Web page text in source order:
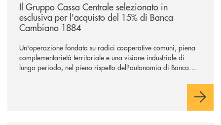
Il Gruppo Cassa Centrale selezionato in
esclusiva per l'acquisto del 15% di Banca
Cambiano 1884
Un'operazione fondata su radici cooperative comuni, piena
complementarietà territoriale e una visione industriale di
lungo periodo, nel pieno rispetto dell'autonomia di Banca
negoziazione esclusiva per la finalizzazione dell’operazione.